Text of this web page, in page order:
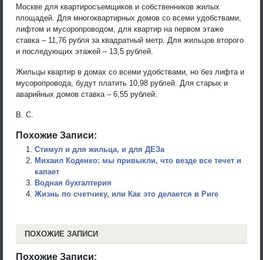
Москве для квартиросъемщиков и собственников жилых
площадей. Для многоквартирных домов со всеми удобствами,
лифтом и мусоропроводом, для квартир на первом этаже
ставка – 11,76 рубля за квадратный метр. Для жильцов второго
и последующих этажей – 13,5 рублей.
Жильцы квартир в домах со всеми удобствами, но без лифта и
мусоропровода, будут платить 10,98 рублей. Для старых и
аварийных домов ставка – 6,55 рублей.
В. С.
Похожие Записи:
Стимул и для жильца, и для ДЕЗа
Михаил Коденко: мы привыкли, что везде все течет и
капает
Водная бухгалтерия
Жизнь по счетчику, или Как это делается в Риге
ПОХОЖИЕ ЗАПИСИ
Похожие Записи: